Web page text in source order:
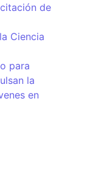
de
Ciencia
para
la
en